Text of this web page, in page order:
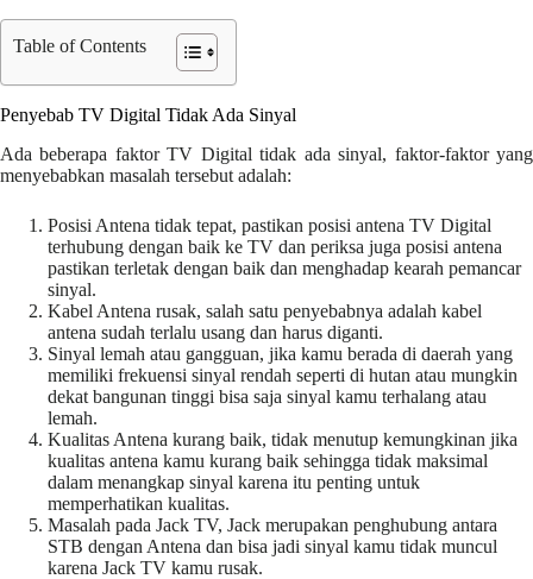
Table of Contents
Penyebab TV Digital Tidak Ada Sinyal
Ada beberapa faktor TV Digital tidak ada sinyal, faktor-faktor yang
menyebabkan masalah tersebut adalah:
Posisi Antena tidak tepat, pastikan posisi antena TV Digital
terhubung dengan baik ke TV dan periksa juga posisi antena
pastikan terletak dengan baik dan menghadap kearah pemancar
sinyal.
Kabel Antena rusak, salah satu penyebabnya adalah kabel
antena sudah terlalu usang dan harus diganti.
Sinyal lemah atau gangguan, jika kamu berada di daerah yang
memiliki frekuensi sinyal rendah seperti di hutan atau mungkin
dekat bangunan tinggi bisa saja sinyal kamu terhalang atau
lemah.
Kualitas Antena kurang baik, tidak menutup kemungkinan jika
kualitas antena kamu kurang baik sehingga tidak maksimal
dalam menangkap sinyal karena itu penting untuk
memperhatikan kualitas.
Masalah pada Jack TV, Jack merupakan penghubung antara
STB dengan Antena dan bisa jadi sinyal kamu tidak muncul
karena Jack TV kamu rusak.